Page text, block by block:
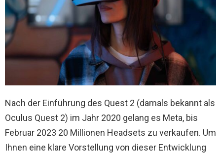
Nach der Einführung des Quest 2 (damals bekannt als
Oculus Quest 2) im Jahr 2020 gelang es Meta, bis
Februar 2023 20 Millionen Headsets zu verkaufen. Um
Ihnen eine klare Vorstellung von dieser Entwicklung